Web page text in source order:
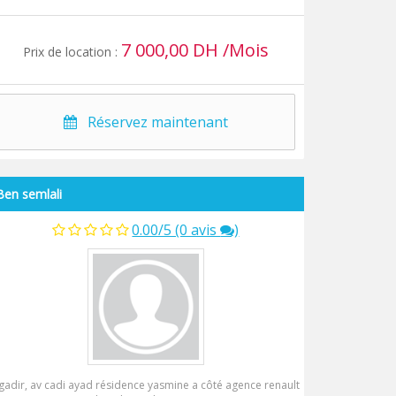
Prix de location : 7 000,00 DH /Mois
Réservez maintenant
semlali
0.00/5 (0 avis )
av cadi ayad résidence yasmine a côté agence renault